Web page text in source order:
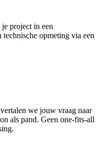
project in een
opmeting via een
we jouw vraag naar
als pand. Geen one-fits-all